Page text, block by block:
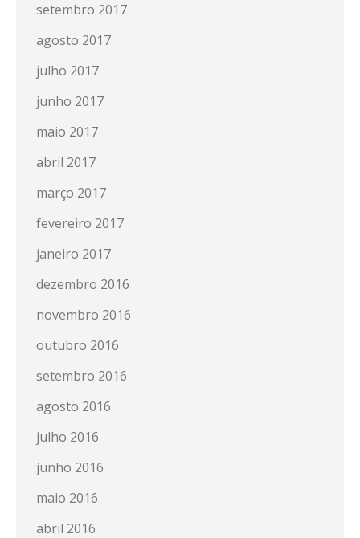
setembro 2017
agosto 2017
julho 2017
junho 2017
maio 2017
abril 2017
março 2017
fevereiro 2017
janeiro 2017
dezembro 2016
novembro 2016
outubro 2016
setembro 2016
agosto 2016
julho 2016
junho 2016
maio 2016
abril 2016